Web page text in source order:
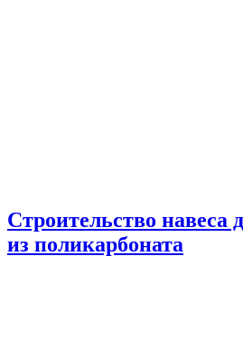
Строительство навеса
из поликарбоната